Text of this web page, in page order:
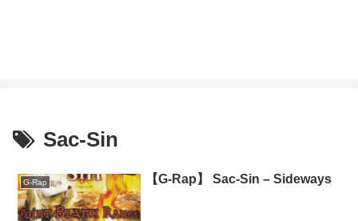
Sac-Sin
G-Rap 【G-Rap】 Sac-Sin – Sideways